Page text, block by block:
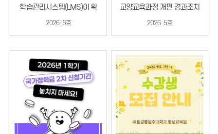
학습관리시스템(LMS)이 확
달라집니다!
2026-6호
교양교육과정 개편 경과조치
안내
2026-5호